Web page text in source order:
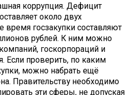
коррупция. Дефицит
около двух
время госзакупки составляют
рублей. К ним можно
госкорпораций и
Если проверить, по каким
можно набрать ещё
Правительству необходимо
эти сферы, не допуская